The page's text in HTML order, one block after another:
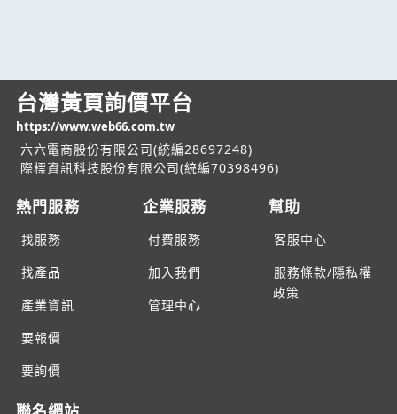
台灣黃頁詢價平台
https://www.web66.com.tw
六六電商股份有限公司(統編28697248)
際標資訊科技股份有限公司(統編70398496)
熱門服務
找服務
找產品
產業資訊
要報價
要詢價
企業服務
付費服務
加入我們
管理中心
幫助
客服中心
服務條款/隱私權
政策